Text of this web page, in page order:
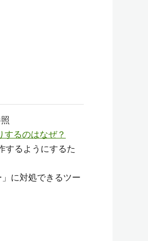
るのはなぜ？
するようにするた
に対処できるツー